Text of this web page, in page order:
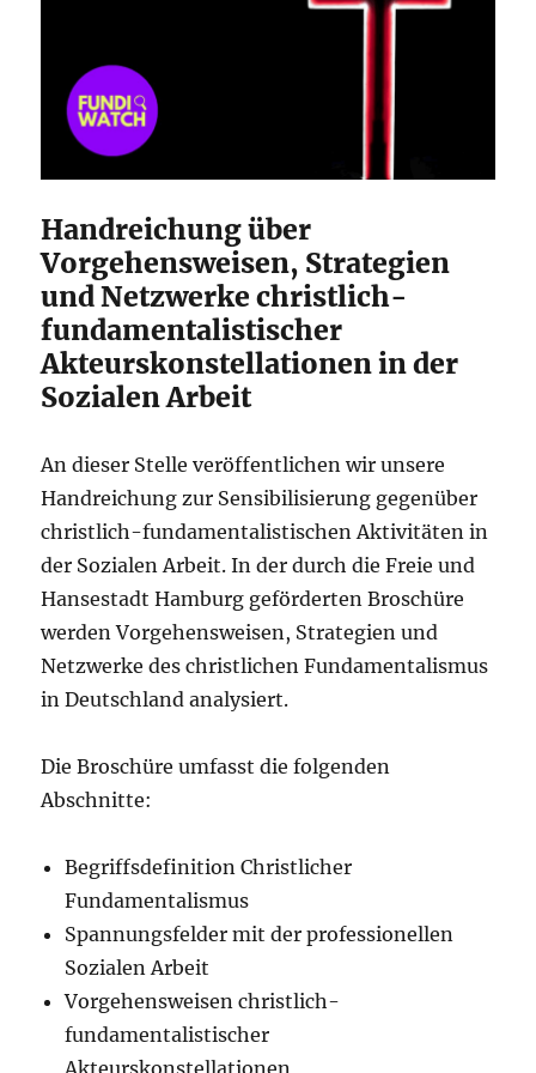
Handreichung über
Vorgehensweisen, Strategien
und Netzwerke christlich-
fundamentalistischer
Akteurskonstellationen in der
Sozialen Arbeit
An dieser Stelle veröffentlichen wir unsere
Handreichung zur Sensibilisierung gegenüber
christlich-fundamentalistischen Aktivitäten in
der Sozialen Arbeit. In der durch die Freie und
Hansestadt Hamburg geförderten Broschüre
werden Vorgehensweisen, Strategien und
Netzwerke des christlichen Fundamentalismus
in Deutschland analysiert.
Die Broschüre umfasst die folgenden
Abschnitte:
Begriffsdefinition Christlicher
Fundamentalismus
Spannungsfelder mit der professionellen
Sozialen Arbeit
Vorgehensweisen christlich-
fundamentalistischer
Akteurskonstellationen